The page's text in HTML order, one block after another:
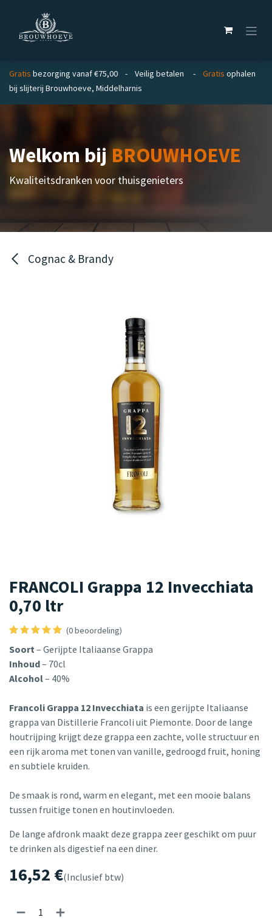
Gratis bezorging vanaf €75,00 - Veilig betalen - Gratis ophalen
bij slijterij Brouwhoeve, Middelharnis
Welkom bijBROUWHOEVE
Kwaliteitsdranken voor thuisgenieters
Cognac & Brandy
FRANCOLI Grappa 12 Invecchiata
0,70 ltr
(0 beoordeling)
Soort– Gerijpte Italiaanse Grappa
Inhoud– 70cl
Alcohol– 40%
Francoli Grappa 12 Invecchiata is een gerijpte Italiaanse
grappa van Distillerie Francoli uit Piemonte. Door de lange
houtrijping krijgt deze grappa een zachte, volle structuur en
een rijk aroma met tonen van vanille, gedroogd fruit, honing
en subtiele kruiden.
De smaak is rond, warm en elegant, met een mooie balans
tussen fruitige tonen en houtinvloeden.
De lange afdronk maakt deze grappa zeer geschikt om puur
te drinken als digestief na een diner.
16,52 €(Inclusief btw)